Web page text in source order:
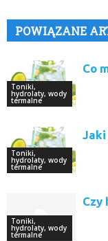
POWIĄZANE
Toniki,
hydrolaty, wody
termalne
Co
Toniki,
hydrolaty, wody
termalne
Jaki
Toniki,
hydrolaty, wody
termalne
Czy